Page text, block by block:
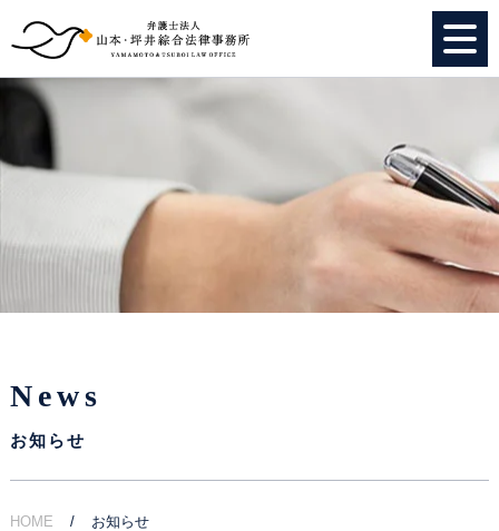
HOME
個人のお客様
法人のお客様
News
お知らせ
HOME お知らせ